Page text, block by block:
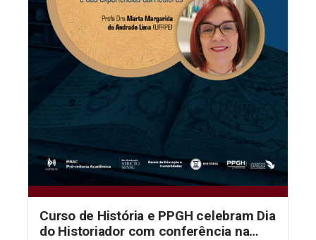
Curso de História e PPGH celebram Dia
do Historiador com conferência na